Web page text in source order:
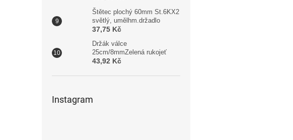
Štětec plochý 60mm St.6KX2
světlý, umělhm.držadlo
37,75 Kč
Držák válce
25cm/8mmZelená rukojeť
43,92 Kč
Instagram